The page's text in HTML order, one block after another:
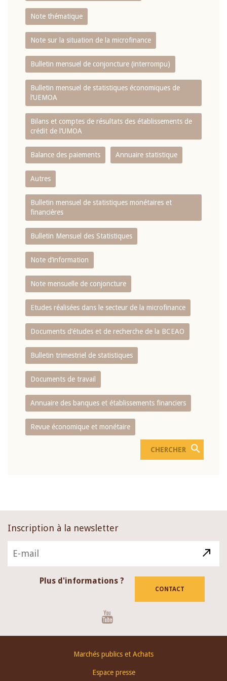
Note thématique
Note sur la situation de la microfinance
Bulletin mensuel de conjoncture (interrompu)
Bulletin mensuel de statistiques économiques de
l‘UEMOA
Bilans et comptes de résultats des établissements de
crédit de l‘UMOA
Balance des paiements Annuaire statistique
Autres
Bulletin mensuel de statistiques monétaires et
financières
Bulletin Mensuel des Statistiques
Note d’information
Note mensuelle de conjoncture
Etudes réalisées dans le secteur de la microfinance
Documents d’études et de recherche de la BCEAO
Bulletin trimestriel de statistiques
Documents de travail
Annuaire des banques et établissements financiers
Revue économique et monétaire
Inscription à la newsletter
Plus d'informations ?
CONTACT
Marchés publics et Achats
Espace presse